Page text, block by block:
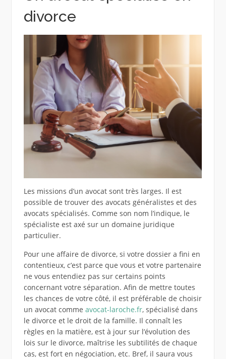
divorce
Les missions d’un avocat sont très larges. Il est
possible de trouver des avocats généralistes et des
avocats spécialisés. Comme son nom l’indique, le
spécialiste est axé sur un domaine juridique
particulier.
Pour une affaire de divorce, si votre dossier a fini en
contentieux, c’est parce que vous et votre partenaire
ne vous entendiez pas sur certains points
concernant votre séparation. Afin de mettre toutes
les chances de votre côté, il est préférable de choisir
un avocat comme avocat-laroche.fr, spécialisé dans
le divorce et le droit de la famille. Il connaît les
règles en la matière, est à jour sur l’évolution des
lois sur le divorce, maîtrise les subtilités de chaque
cas, est fort en négociation, etc. Bref, il saura vous